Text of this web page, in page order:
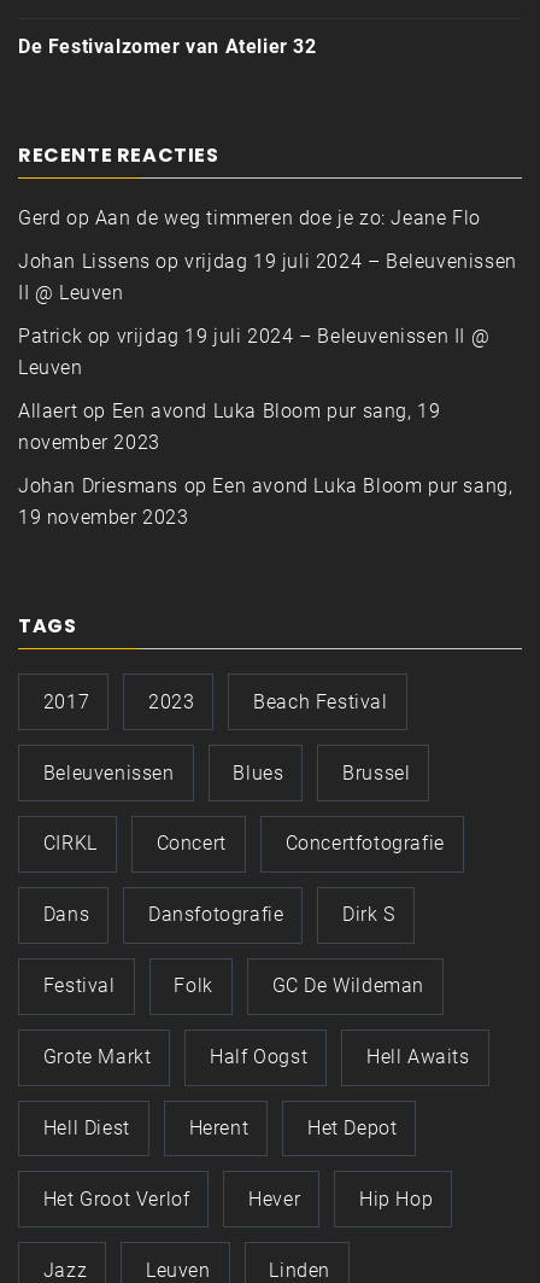
De Festivalzomer van Atelier 32
RECENTE REACTIES
Gerd op Aan de weg timmeren doe je zo: Jeane Flo
Johan Lissens opvrijdag 19 juli 2024 – Beleuvenissen
II @ Leuven
Patrick op vrijdag 19 juli 2024 – Beleuvenissen II @
Leuven
Allaert op Een avond Luka Bloom pur sang, 19
november 2023
Johan Driesmans op Een avond Luka Bloom pur sang,
19 november 2023
TAGS
2017 2023 Beach Festival
Beleuvenissen Blues Brussel
CIRKL Concert Concertfotografie
Dans Dansfotografie Dirk S
Festival Folk GC De Wildeman
Grote Markt Half Oogst Hell Awaits
Hell Diest Herent Het Depot
Het Groot Verlof Hever Hip Hop
Jazz Leuven Linden